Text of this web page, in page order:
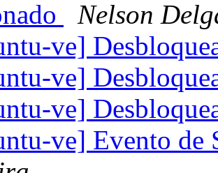
Nelson
ve]
ve]
ve]
ve] Evento de